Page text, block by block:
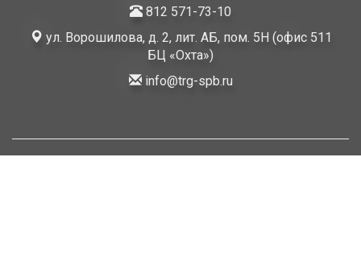
812 571-73-10
ул. Ворошилова, д. 2, лит. АБ, пом. 5Н (офис 511
БЦ «Охта»)
info@trg-spb.ru